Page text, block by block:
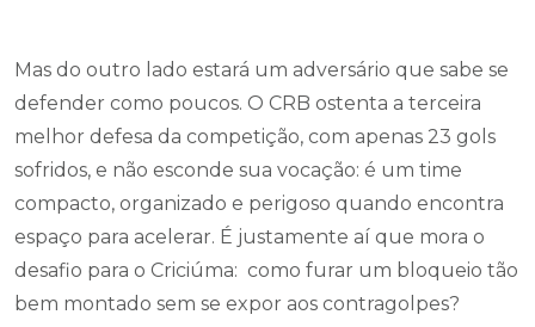
Mas do outro lado estará um adversário que sabe se
defender como poucos. O CRB ostenta a terceira
melhor defesa da competição, com apenas 23 gols
sofridos, e não esconde sua vocação: é um time
compacto, organizado e perigoso quando encontra
espaço para acelerar. É justamente aí que mora o
desafio para o Criciúma: como furar um bloqueio tão
bem montado sem se expor aos contragolpes?